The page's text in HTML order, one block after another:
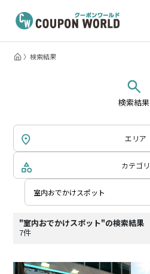
検索結果
検索結果
エリア
カテゴリ
"室内おでかけスポット"の検索結果
7件